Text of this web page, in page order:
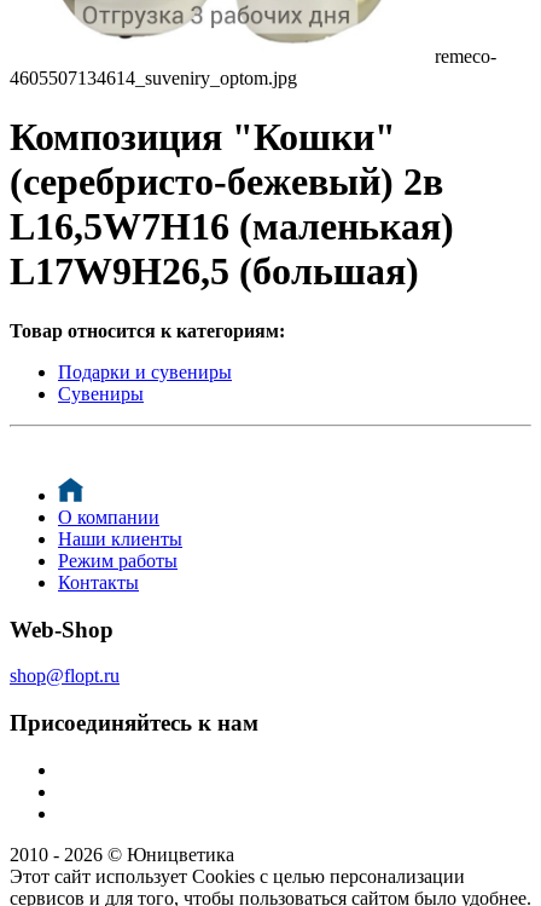
remeco-
4605507134614_suveniry_optom.jpg
Композиция "Кошки"
(серебристо-бежевый) 2в
L16,5W7H16 (маленькая)
L17W9H26,5 (большая)
Товар относится к категориям:
Подарки и сувениры
Сувениры
О компании
Наши клиенты
Режим работы
Контакты
Web-Shop
shop@flopt.ru
Присоединяйтесь к нам
2010 - 2026 © Юницветика
Этот сайт использует Cookies с целью персонализации
сервисов и для того, чтобы пользоваться сайтом было удобнее.